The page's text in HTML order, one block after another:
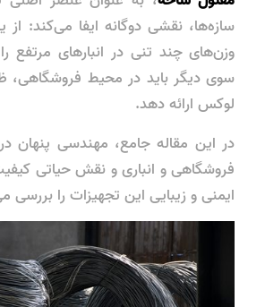
سازه‌ها، نقشی دوگانه ایفا می‌کند:
وزن‌های چند تنی در انبارهای مرتفع
سوی دیگر باید در محیط فروشگاهی،
لوکس ارائه دهد.
در این مقاله جامع، مهندسی
فروشگاهی و انباری و نقش حیاتی
ایمنی و زیبایی این تجهیزات را بررسی